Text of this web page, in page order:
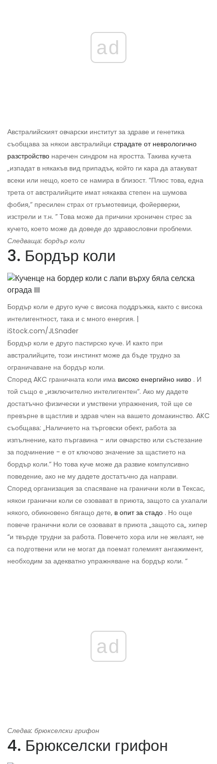
ad
Австралийският овчарски институт за здраве и генетика
съобщава за някои австралийци страдате от неврологично
разстройство наречен синдром на яростта. Такива кучета
„изпадат в някакъв вид припадък, който ги кара да атакуват
всеки или нещо, което се намира в близост. ”Плюс това, една
трета от австралийците имат някаква степен на шумова
фобия,“ пресилен страх от гръмотевици, фойерверки,
изстрели и т.н. ” Това може да причини хроничен стрес за
кучето, което може да доведе до здравословни проблеми.
Следваща: бордър коли
3. Бордър коли
Бордър коли е друго куче с висока поддръжка, както с висока
интелигентност, така и с много енергия. |
iStock.com/JLSnader
Бордър коли е друго пастирско куче. И както при
австралийците, този инстинкт може да бъде трудно за
ограничаване на бордър коли.
Според AKC граничната коли има високо енергийно ниво . И
той също е „изключително интелигентен“. Ако му дадете
достатъчно физически и умствени упражнения, той ще се
превърне в щастлив и здрав член на вашето домакинство. AKC
съобщава: „Наличието на търговски обект, работа за
изпълнение, като пъргавина - или овчарство или състезание
за подчинение - е от ключово значение за щастието на
бордър коли.“ Но това куче може да развие компулсивно
поведение, ако не му дадете достатъчно да направи.
Според организация за спасяване на гранични коли в Тексас,
някои гранични коли се озовават в приюта, защото са ухапали
някого, обикновено бягащо дете, в опит за стадо . Но още
повече гранични коли се озовават в приюта „защото са„ хипер
“и твърде трудни за работа. Повечето хора или не желаят, не
са подготвени или не могат да поемат големият ангажимент,
необходим за адекватно упражняване на бордър коли. “
ad
Следва: брюкселски грифон
4. Брюкселски грифон